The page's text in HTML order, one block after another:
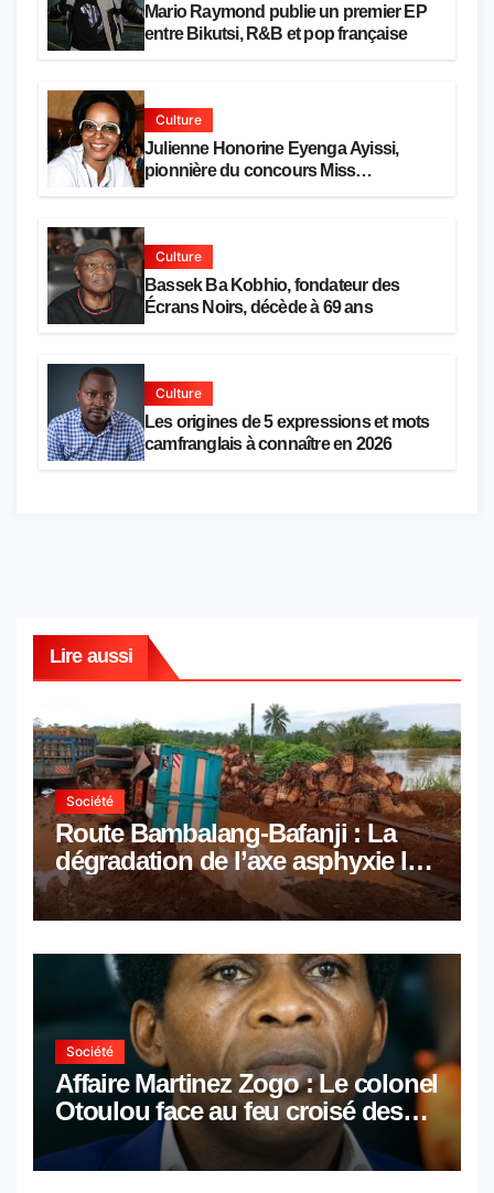
Mario Raymond publie un premier EP
entre Bikutsi, R&B et pop française
Culture
Julienne Honorine Eyenga Ayissi,
pionnière du concours Miss
Culture
Bassek Ba Kobhio, fondateur des
Écrans Noirs, décède à 69 ans
Culture
Les origines de 5 expressions et mots
camfranglais à connaître en 2026
Lire aussi
Société
Route Bambalang-Bafanji : La
dégradation de l’axe asphyxie les
activités économiques
Société
Affaire Martinez Zogo : Le colonel
Otoulou face au feu croisé des
avocats de la défense